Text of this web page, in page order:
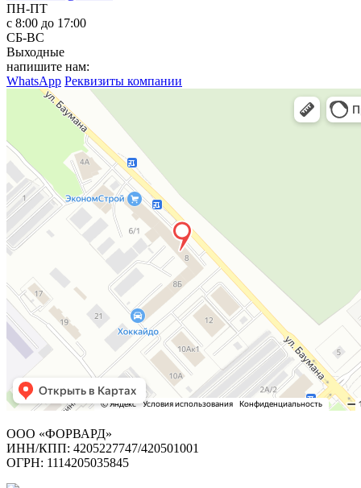
ПН-ПТ
с 8:00 до 17:00
СБ-ВС
Выходные
напишите нам:
WhatsApp Реквизиты компании
ООО «ФОРВАРД»
ИНН/КПП: 4205227747/420501001
ОГРН: 1114205035845